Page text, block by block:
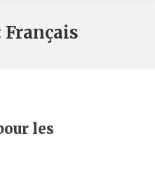
Français
les